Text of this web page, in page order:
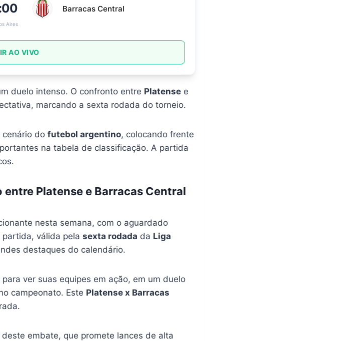
Aires
Barracas Central
AO VIVO
duelo intenso. O confronto entre Platensee
marcando a sexta rodada do torneio.
cenário do futebol argentino, colocando frente
na tabela de classificação. A partida
Platense e Barracas Central
nesta semana, com o aguardado
partida, válida pela sexta rodada da Liga
destaques do calendário.
ver suas equipes em ação, em um duelo
campeonato. Este Platense x Barracas
embate, que promete lances de alta